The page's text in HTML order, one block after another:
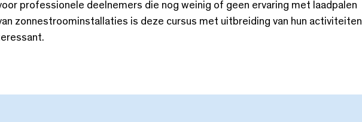
professionele deelnemers die nog weinig of geen ervaring met laadpalen
zonnestroominstallaties is deze cursus met uitbreiding van hun activiteiten